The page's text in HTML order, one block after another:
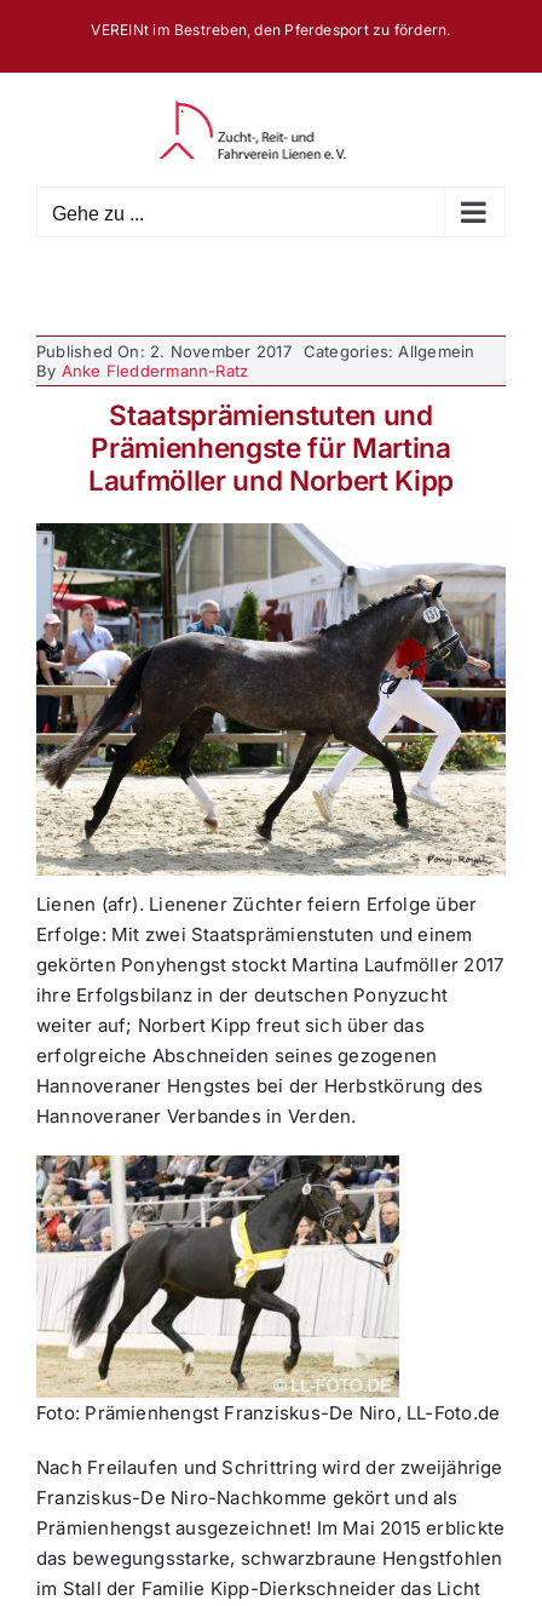
springen
VEREINt im Bestreben, den Pferdesport zu fördern.
Gehe zu ...
Published On: 2. November 2017
Categories: Allgemein
By Anke Fleddermann-Ratz
Staatsprämienstuten und
Prämienhengste für Martina
Laufmöller und Norbert Kipp
Lienen (afr). Lienener Züchter feiern Erfolge über
Erfolge: Mit zwei Staatsprämienstuten und einem
gekörten Ponyhengst stockt Martina Laufmöller 2017
ihre Erfolgsbilanz in der deutschen Ponyzucht
weiter auf; Norbert Kipp freut sich über das
erfolgreiche Abschneiden seines gezogenen
Hannoveraner Hengstes bei der Herbstkörung des
Hannoveraner Verbandes in Verden.
Foto: Prämienhengst Franziskus-De Niro, LL-Foto.de
Nach Freilaufen und Schrittring wird der zweijährige
Franziskus-De Niro-Nachkomme gekört und als
Prämienhengst ausgezeichnet! Im Mai 2015 erblickte
das bewegungsstarke, schwarzbraune Hengstfohlen
im Stall der Familie Kipp-Dierkschneider das Licht